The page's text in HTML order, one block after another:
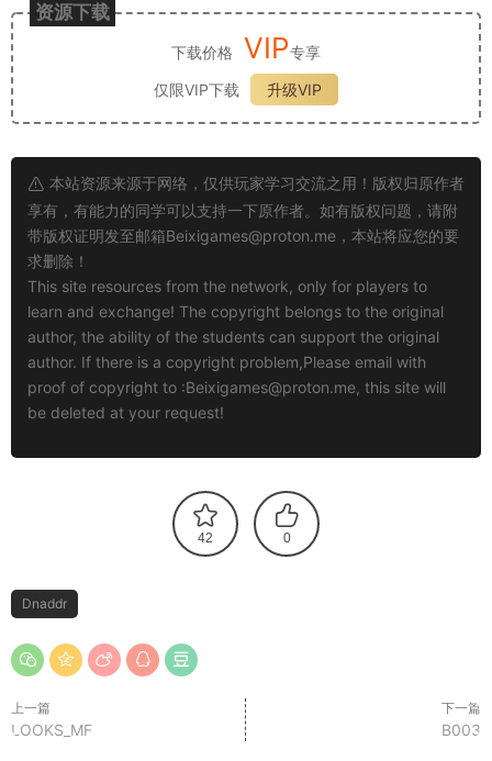
资源下载
下载价格 VIP专享
仅限VIP下载
升级VIP
本站资源来源于网络，仅供玩家学习交流之用！版权归原作者
享有，有能力的同学可以支持一下原作者。如有版权问题，请附
带版权证明发至邮箱Beixigames@proton.me ，本站将应您的要
求删除！
This site resources from the network, only for players to
learn and exchange! The copyright belongs to the original
author, the ability of the students can support the original
author. If there is a copyright problem,Please email with
proof of copyright to :Beixigames@proton.me, this site will
be deleted at your request!
42 0
Dnaddr
上一篇
LOOKS_MF
下一篇
B003